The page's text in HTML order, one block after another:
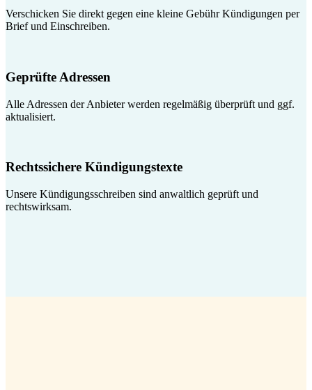
Verschicken Sie direkt gegen eine kleine Gebühr Kündigungen per
Brief und Einschreiben.
Geprüfte Adressen
Alle Adressen der Anbieter werden regelmäßig überprüft und ggf.
aktualisiert.
Rechtssichere Kündigungstexte
Unsere Kündigungsschreiben sind anwaltlich geprüft und
rechtswirksam.